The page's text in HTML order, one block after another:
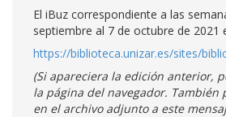
El iBuz correspondiente a las
septiembre al 7 de octubre de 2021
https://biblioteca.unizar.es/sites/
(Si apareciera la edición anterior,
la página del navegador. También
en el archivo adjunto a este